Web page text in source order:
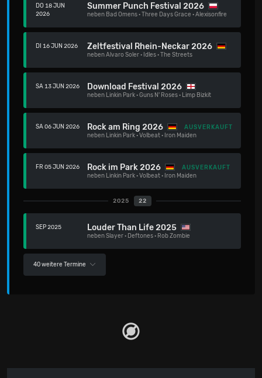
DO 18 JUN
2026
Summer Punch Festival 2026
neben Bad Omens·Three Days Grace ·Alexisonfire
DI 16 JUN 2026 Zeltfestival Rhein-Neckar 2026
nebenAlvaro Soler· Idles·The Streets
SA 13 JUN 2026 Download Festival 2026
neben Linkin Park·Guns N' Roses· Limp Bizkit
SA 06 JUN 2026 Rock am Ring 2026
AUSVERKAUFT
neben Linkin Park·Volbeat· Iron Maiden
FR 05 JUN 2026 Rock im Park 2026
AUSVERKAUFT
neben Linkin Park·Volbeat· Iron Maiden
2025 22
SEP 2025 Louder Than Life 2025
nebenSlayer· Deftones· Rob Zombie
40 weitere Termine